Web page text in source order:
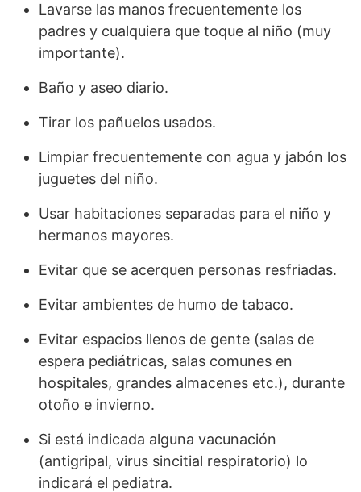
Lavarse las manos frecuentemente los
padres y cualquiera que toque al niño (muy
importante).
Baño y aseo diario.
Tirar los pañuelos usados.
Limpiar frecuentemente con agua y jabón los
juguetes del niño.
Usar habitaciones separadas para el niño y
hermanos mayores.
Evitar que se acerquen personas resfriadas.
Evitar ambientes de humo de tabaco.
Evitar espacios llenos de gente (salas de
espera pediátricas, salas comunes en
hospitales, grandes almacenes etc.), durante
otoño e invierno.
Si está indicada alguna vacunación
(antigripal, virus sincitial respiratorio) lo
indicará el pediatra.